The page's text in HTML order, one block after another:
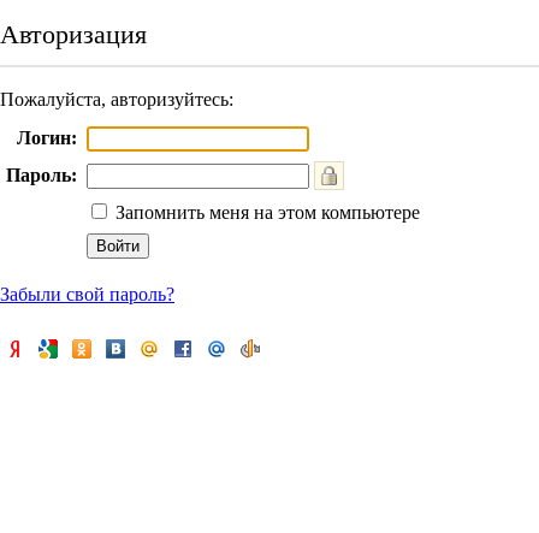
Авторизация
Пожалуйста, авторизуйтесь:
Логин:
Пароль:
Запомнить меня на этом компьютере
Забыли свой пароль?